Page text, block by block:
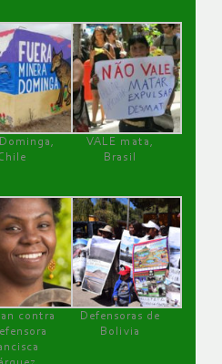
VALE mata,
Brasil
contra
Defensoras de
Bolivia